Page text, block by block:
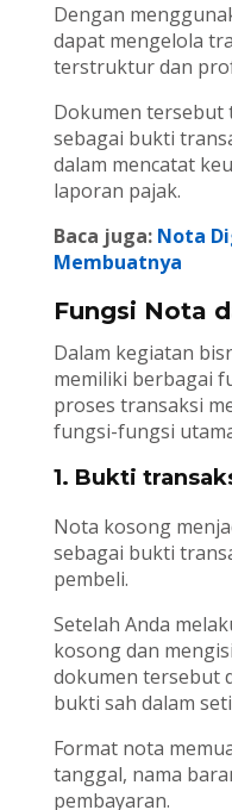
Dengan
dapat mengelola
terstruktur dan
Dokumen tersebut
sebagai bukti
dalam mencatat
laporan pajak.
Baca juga: Nota
Membuatnya
Fungsi Nota
Dalam kegiatan
memiliki berbagai
proses transaksi
fungsi-fungsi
1. Bukti
Nota kosong
sebagai bukti
pembeli.
Setelah Anda
kosong dan
dokumen tersebut
bukti sah dalam
Format nota
tanggal, nama
pembayaran.